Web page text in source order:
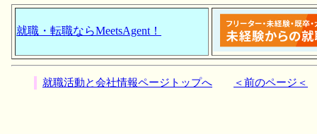
就職・転職ならMeetsAgent！
就職活動と会社情報ページトップへ ＜前のページ＜